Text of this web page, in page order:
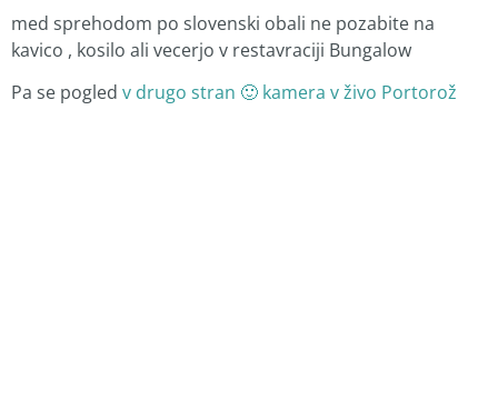
med sprehodom po slovenski obali ne pozabite na
kavico , kosilo ali vecerjo v restavraciji Bungalow
Pa se pogled v drugo stran 🙂 kamera v živo Portorož